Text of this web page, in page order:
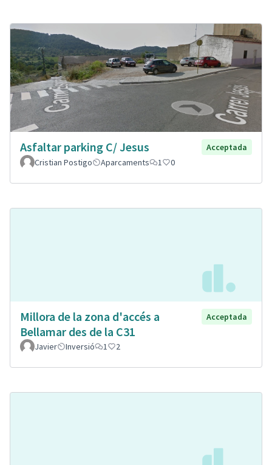
Asfaltar parking C/ Jesus
Acceptada
Cristian Postigo
Aparcaments 1 0
Millora de la zona d'accés a
Bellamar des de la C31
Acceptada
Javier Inversió 1 2